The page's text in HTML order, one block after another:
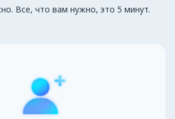
Все, что вам нужно, это 5 минут.